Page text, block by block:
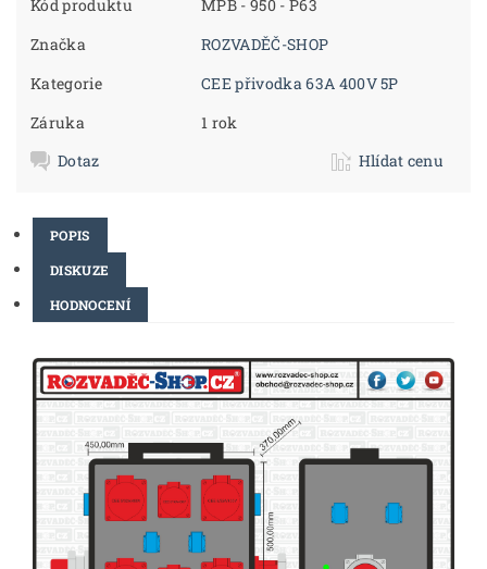
Kód produktu
MPB - 950 - P63
Značka
ROZVADĚČ-SHOP
Kategorie
CEE přivodka 63A 400V 5P
Záruka
1 rok
Dotaz
Hlídat cenu
POPIS
DISKUZE
HODNOCENÍ